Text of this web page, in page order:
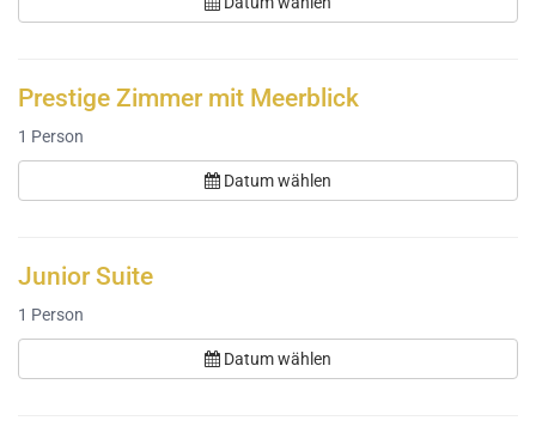
Prestige Zimmer mit Meerblick
1 Person
Datum wählen
Junior Suite
1 Person
Datum wählen